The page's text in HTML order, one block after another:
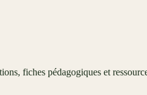
fiches pédagogiques et